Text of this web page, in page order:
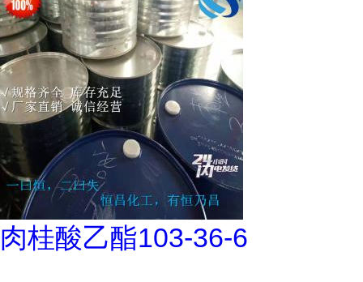
肉桂酸乙酯103-36-6